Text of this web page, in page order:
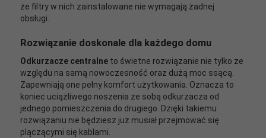
że filtry w nich zainstalowane nie wymagają żadnej
obsługi.
Rozwiązanie doskonale dla każdego domu
Odkurzacze centralne to świetne rozwiązanie nie tylko ze
względu na samą nowoczesność oraz dużą moc ssącą.
Zapewniają one pełny komfort użytkowania. Oznacza to
koniec uciążliwego noszenia ze sobą odkurzacza od
jednego pomieszczenia do drugiego. Dzięki takiemu
rozwiązaniu nie będziesz już musiał przejmować się
plączącymi się kablami.